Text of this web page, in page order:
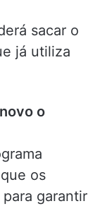
sacar o
já utiliza
o
os
garantir